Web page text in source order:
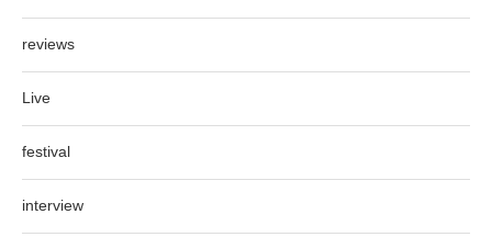
reviews
Live
festival
interview